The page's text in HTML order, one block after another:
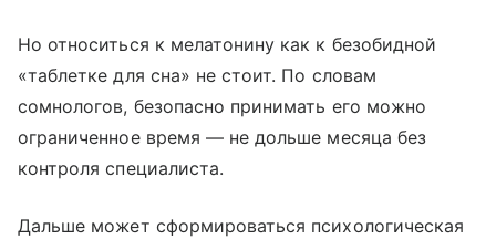
Но относиться к мелатонину как к безобидной
«таблетке для сна» не стоит. По словам
сомнологов, безопасно принимать его можно
ограниченное время — не дольше месяца без
контроля специалиста.
Дальше может сформироваться психологическая